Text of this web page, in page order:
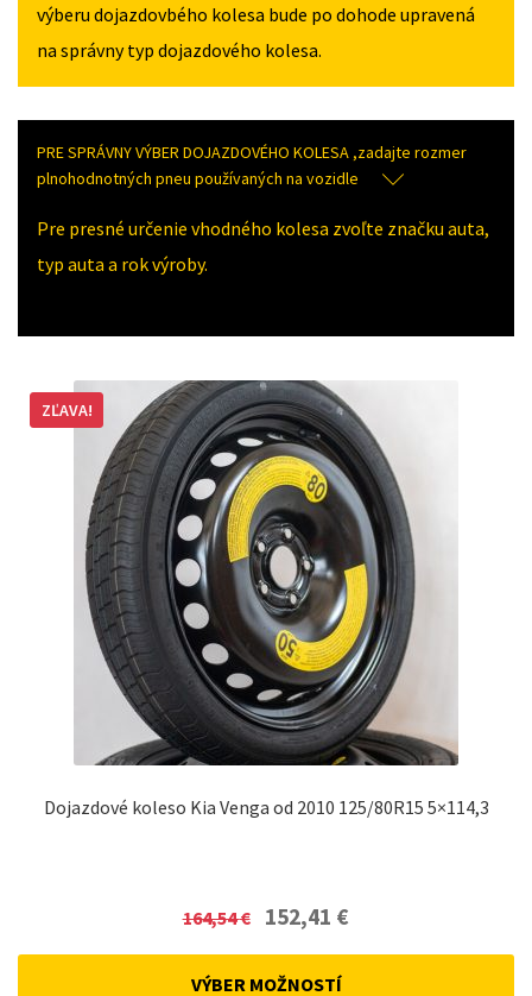
výberu dojazdovbého kolesa bude po dohode upravená
na správny typ dojazdového kolesa.
PRE SPRÁVNY VÝBER DOJAZDOVÉHO KOLESA ,zadajte rozmer
plnohodnotných pneu používaných na vozidle
Pre presné určenie vhodného kolesa zvoľte značku auta,
typ auta a rok výroby.
Dojazdové koleso Kia Venga od 2010 125/80R15 5×114,3
ZĽAVA!
164,54€ Original
was:
152,41 €
VÝBER MOŽNOSTÍ